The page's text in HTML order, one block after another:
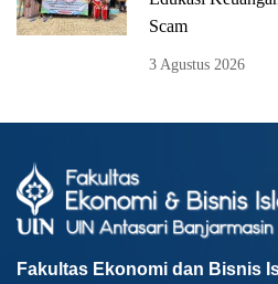
Scam
3 Agustus 2026
Fakultas Ekonomi dan Bisnis